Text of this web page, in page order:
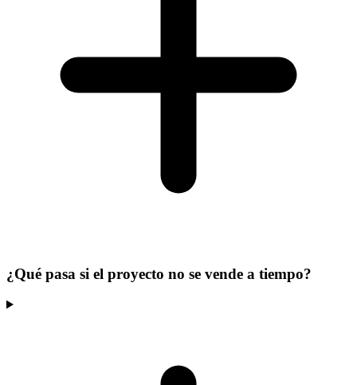
¿Qué pasa si el proyecto no se vende a tiempo?